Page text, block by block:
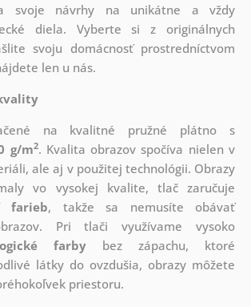
svoje návrhy na unikátne a vždy
diela. Vyberte si z originálnych
svoju domácnosť prostredníctvom
len u nás.
na kvalitné pružné plátno s
g/m2. Kvalita obrazov spočíva nielen v
ale aj v použitej technológii. Obrazy
vo vysokej kvalite, tlač zaručuje
farieb, takže sa nemusíte obávať
Pri tlači využívame vysoko
farby bez zápachu, ktoré
látky do ovzdušia, obrazy môžete
priestoru.